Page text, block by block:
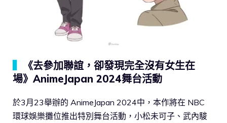
《去參加聯誼，卻發現完全沒有女生在
場》AnimeJapan 2024舞台活動
於3月23舉辦的 AnimeJapan 2024中，本作將在 NBC
環球娛樂攤位推出特別舞台活動，小松未可子、武內駿